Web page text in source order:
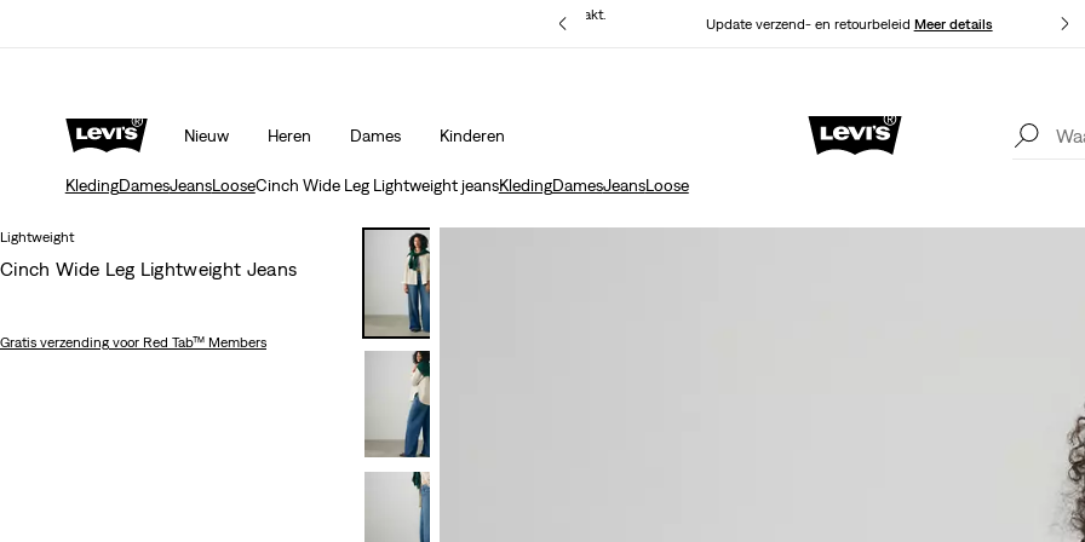
Update verzend- en retourbeleid Meer details
Levi's App. Het beste van Levi’s®, speciaal voor jou op maat gemaakt.
Nieuw Heren Dames Kinderen
Levi's App. Het beste van Levi’s®, speciaal voor jou op maat gemaakt.
Meer details
KledingDamesJeansLooseCinch Wide Leg Lightweight jeansKledingDamesJeansLoose
Lightweight
Cinch Wide Leg Lightweight Jeans
Gratis verzending voor Red Tab™ Members